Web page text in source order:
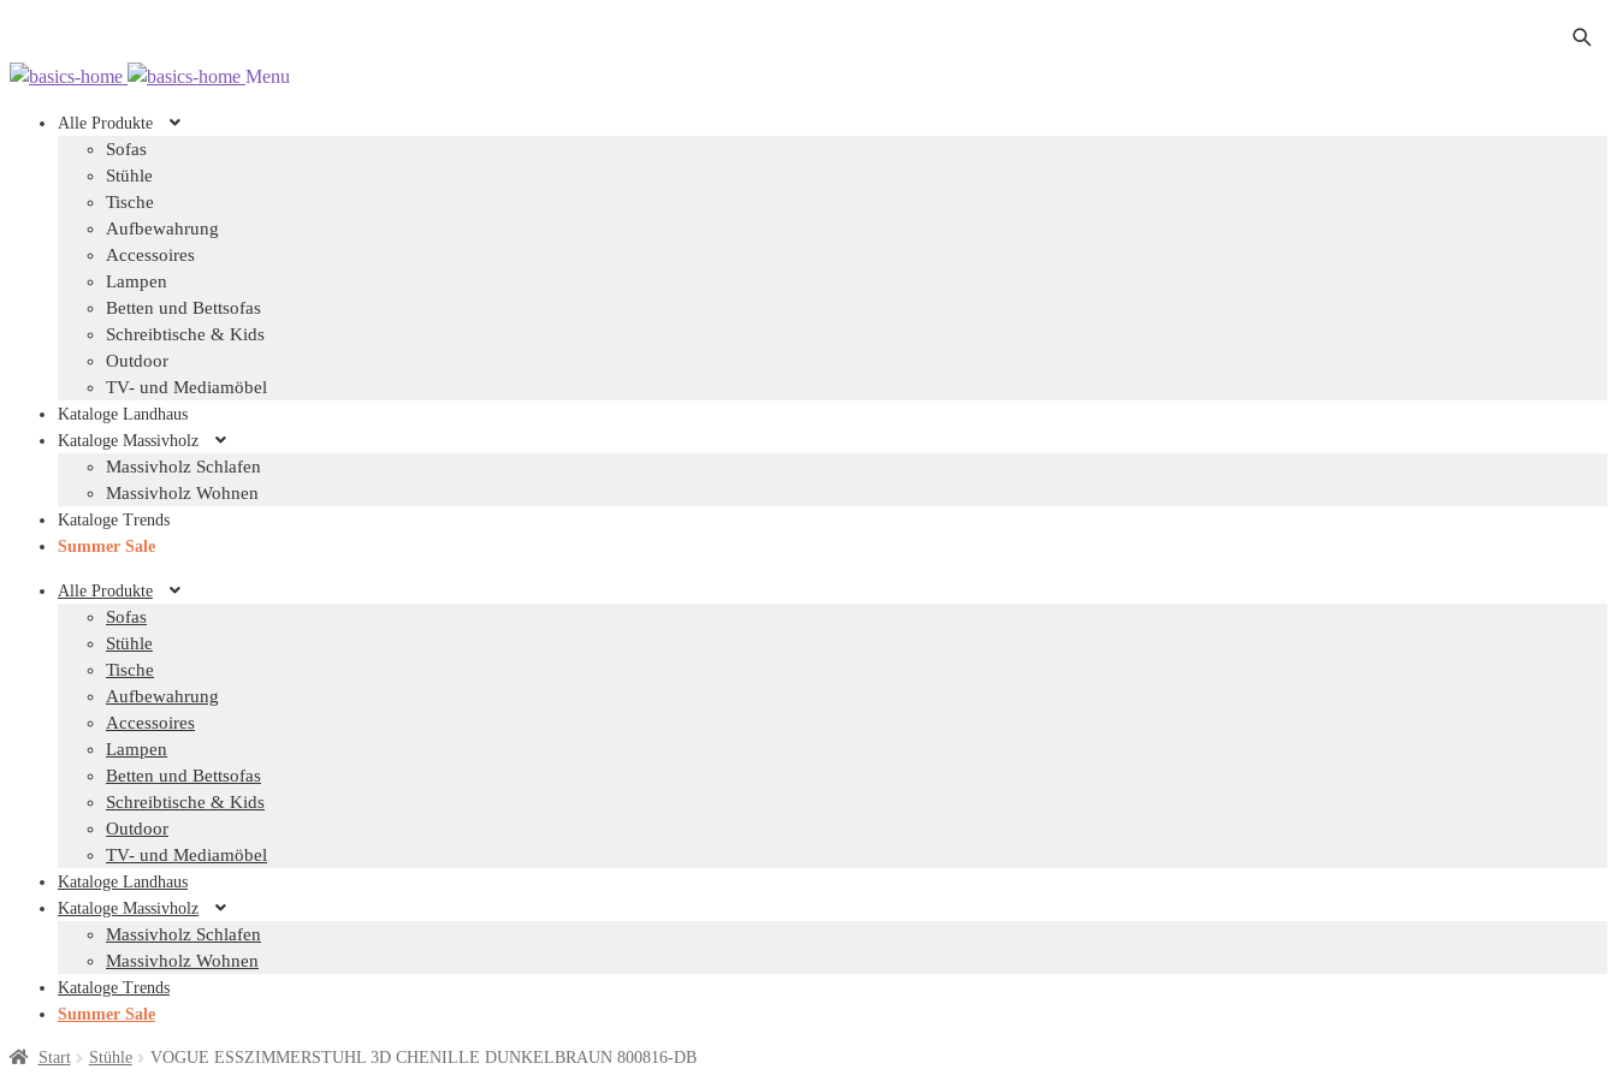
Zur
springen
Zum
springen
Menu
Alle Produkte
Sofas
Stühle
Tische
Aufbewahrung
Accessoires
Lampen
Betten und Bettsofas
Schreibtische & Kids
Outdoor
TV- und Mediamöbel
Kataloge Landhaus
Kataloge Massivholz
Massivholz Schlafen
Massivholz Wohnen
Kataloge Trends
Summer Sale
Alle Produkte
Sofas
Stühle
Tische
Aufbewahrung
Accessoires
Lampen
Betten und Bettsofas
Schreibtische & Kids
Outdoor
TV- und Mediamöbel
Kataloge Landhaus
Kataloge Massivholz
Massivholz Schlafen
Massivholz Wohnen
Kataloge Trends
Summer Sale
Start Stühle VOGUE ESSZIMMERSTUHL 3D CHENILLE DUNKELBRAUN 800816-DB